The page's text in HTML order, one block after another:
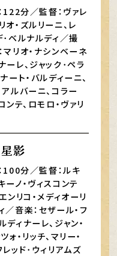
分／監督：ヴァレ
オ・ズルリーニ、レ
･ベルナルディ／撮
マリオ・ナシンベーネ
ーレ、ジャック･ペラ
ート・バルディーニ、
アルバーニ、コラー
ンテ、ロモロ・ヴァリ
影
分／監督：ルキ
ーノ・ヴィスコンテ
ンリコ・メディオーリ
／音楽：セザール・フ
ィナーレ、ジャン・
ォ・リッチ、マリー・
レッド･ウィリアムズ